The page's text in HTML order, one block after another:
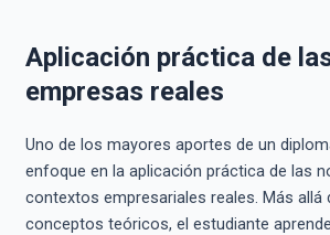
Aplicación práctica de
empresas reales
Uno de los mayores aportes de un
enfoque en la aplicación práctica de las
contextos empresariales reales. Más allá
conceptos teóricos, el estudiante